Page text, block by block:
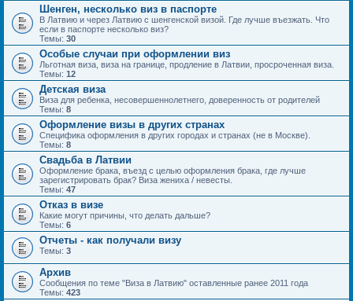
Шенген, несколько виз в паспорте
В Латвию и через Латвию с шенгенской визой. Где лучше въезжать. Что
если в паспорте несколько виз?
Темы: 30
Особые случаи при оформлении виз
Льготная виза, виза на границе, продление в Латвии, просроченная виза.
Темы: 12
Детская виза
Виза для ребенка, несовершеннолетнего, доверенность от родителей
Темы: 8
Оформление визы в других странах
Специфика оформления в других городах и странах (не в Москве).
Темы: 8
Свадьба в Латвии
Оформление брака, въезд с целью оформления брака, где лучше
зарегистрировать брак? Виза жениха / невесты.
Темы: 47
Отказ в визе
Какие могут причины, что делать дальше?
Темы: 6
Отчеты - как получали визу
Темы: 3
Архив
Сообщения по теме "Виза в Латвию" оставленные ранее 2011 года
Темы: 423